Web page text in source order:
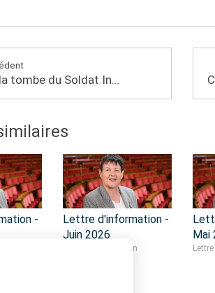
Sur la tombe du Soldat Inconnu avec les élus de la circonscription
-
Lettre d'information -
Juin 2026
Lettre d'information
Mai